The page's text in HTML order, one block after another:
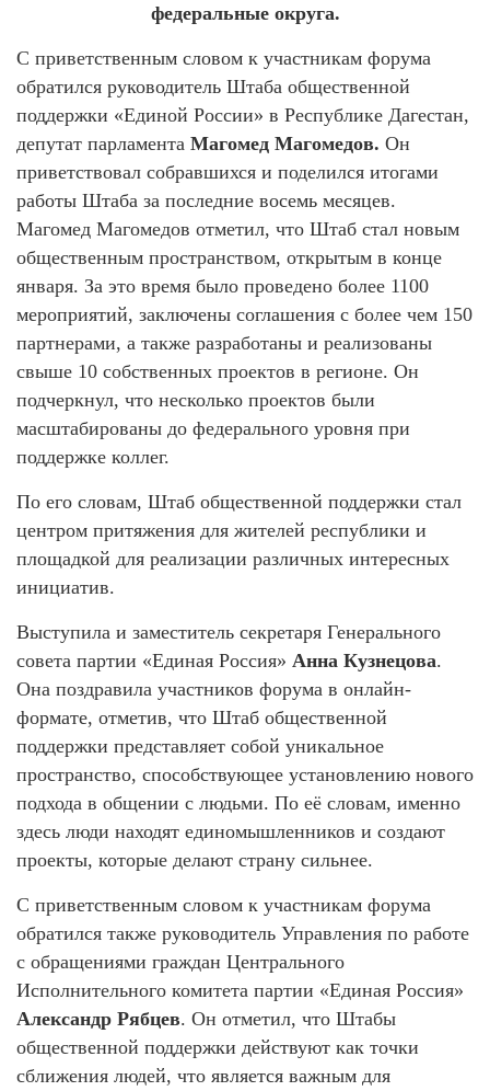
федеральные округа.
С приветственным словом к участникам форума
обратился руководитель Штаба общественной
поддержки «Единой России» в Республике Дагестан,
депутат парламента Магомед Магомедов. Он
приветствовал собравшихся и поделился итогами
работы Штаба за последние восемь месяцев.
Магомед Магомедов отметил, что Штаб стал новым
общественным пространством, открытым в конце
января. За это время было проведено более 1100
мероприятий, заключены соглашения с более чем 150
партнерами, а также разработаны и реализованы
свыше 10 собственных проектов в регионе. Он
подчеркнул, что несколько проектов были
масштабированы до федерального уровня при
поддержке коллег.
По его словам, Штаб общественной поддержки стал
центром притяжения для жителей республики и
площадкой для реализации различных интересных
инициатив.
Выступила и заместитель секретаря Генерального
совета партии «Единая Россия» Анна Кузнецова.
Она поздравила участников форума в онлайн-
формате, отметив, что Штаб общественной
поддержки представляет собой уникальное
пространство, способствующее установлению нового
подхода в общении с людьми. По её словам, именно
здесь люди находят единомышленников и создают
проекты, которые делают страну сильнее.
С приветственным словом к участникам форума
обратился также руководитель Управления по работе
с обращениями граждан Центрального
Исполнительного комитета партии «Единая Россия»
Александр Рябцев. Он отметил, что Штабы
общественной поддержки действуют как точки
сближения людей, что является важным для